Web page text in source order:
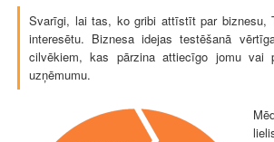
Svarīgi, lai tas, ko gribi attīstīt par biznesu,
interesētu. Biznesa idejas testēšanā
cilvēkiem, kas pārzina attiecīgo jomu vai
uzņēmumu.